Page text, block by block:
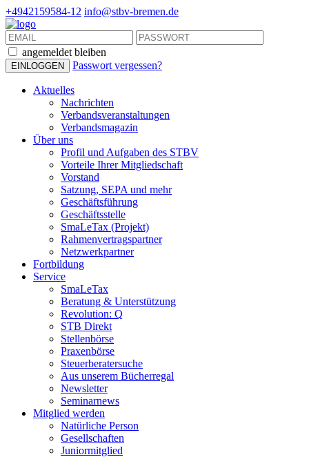
+4942159584-12 info@stbv-bremen.de
angemeldet bleiben
Passwort vergessen?
Aktuelles
Nachrichten
Verbandsveranstaltungen
Verbandsmagazin
Über uns
Profil und Aufgaben des STBV
Vorteile Ihrer Mitgliedschaft
Vorstand
Satzung, SEPA und mehr
Geschäftsführung
Geschäftsstelle
SmaLeTax (Projekt)
Rahmenvertragspartner
Netzwerkpartner
Fortbildung
Service
SmaLeTax
Beratung & Unterstützung
Revolution: Q
STB Direkt
Stellenbörse
Praxenbörse
Steuerberatersuche
Aus unserem Bücherregal
Newsletter
Seminarnews
Mitglied werden
Natürliche Person
Gesellschaften
Juniormitglied